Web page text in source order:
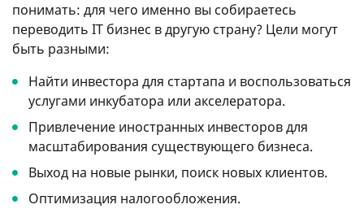
понимать: для чего именно вы собираетесь
переводить IT бизнес в другую страну? Цели могут
быть разными:
Найти инвестора для стартапа и воспользоваться
услугами инкубатора или акселератора.
Привлечение иностранных инвесторов для
масштабирования существующего бизнеса.
Выход на новые рынки, поиск новых клиентов.
Оптимизация налогообложения.